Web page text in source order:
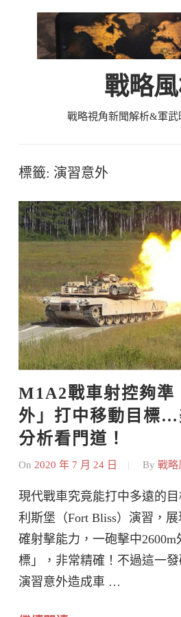
戰略
戰略視角新聞解析&軍武
標籤: 演習意外
M1A2戰車射控夠準
外」打中移動目標
分析看門道！
On 2020 年 7 月 24 日 By 戰略
現代戰車究竟能打中多遠的
利斯堡（Fort Bliss）演習，
確射擊能力，一砲擊中2600m
標」，非常精確！不過這一發
演習意外造成車 …